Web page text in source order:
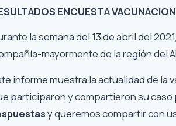
ENCUESTA
la semana del 13 de abril del
mayormente de la región del
informe muestra la actualidad de la
participaron y compartieron su
y queremos compartir con